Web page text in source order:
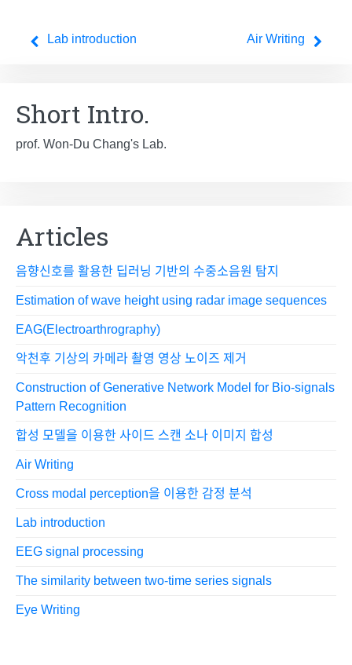
Post
navigation
Lab introduction Air Writing
Short Intro.
prof. Won-Du Chang's Lab.
Articles
음향신호를 활용한 딥러닝 기반의 수중소음원 탐지
Estimation of wave height using radar image sequences
EAG(Electroarthrography)
악천후 기상의 카메라 촬영 영상 노이즈 제거
Construction of Generative Network Model for Bio-signals
Pattern Recognition
합성 모델을 이용한 사이드 스캔 소나 이미지 합성
Air Writing
Cross modal perception을 이용한 감정 분석
Lab introduction
EEG signal processing
The similarity between two-time series signals
Eye Writing